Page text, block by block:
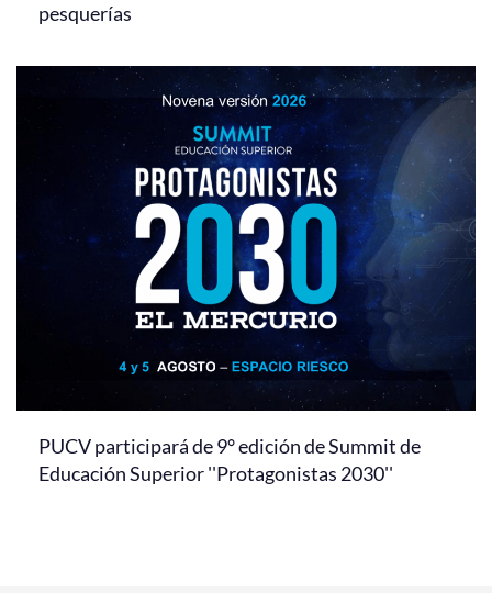
pesquerías
PUCV participará de 9° edición de Summit de
Educación Superior ''Protagonistas 2030''